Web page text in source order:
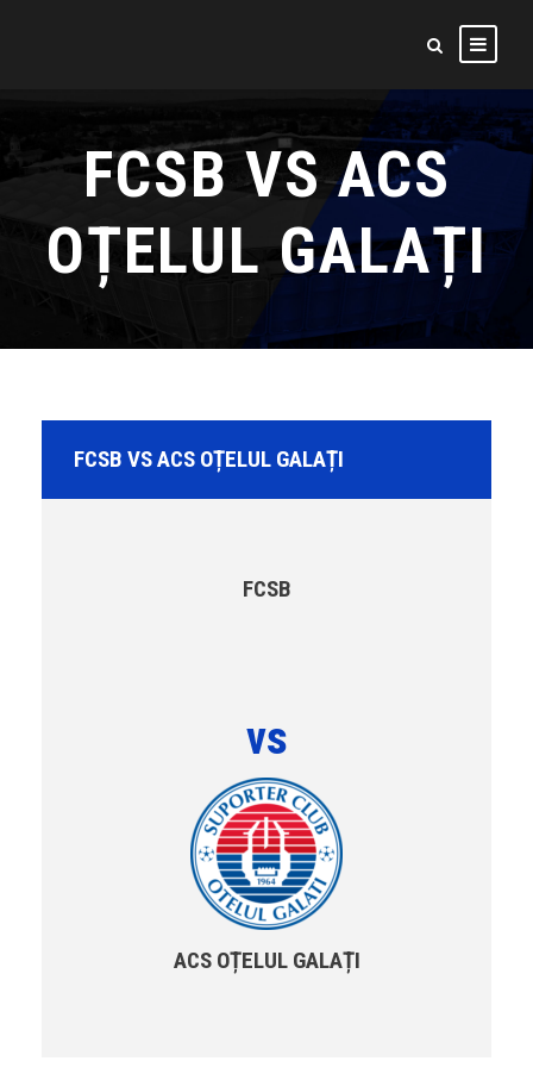
FCSB VS ACS
OȚELUL GALAȚI
FCSB VS ACS OȚELUL GALAȚI
FCSB
vs
ACS OȚELUL GALAȚI